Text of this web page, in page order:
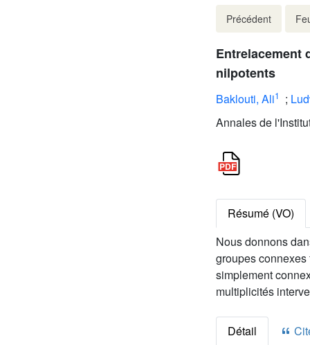
Précédent
Entrelacement
nilpotents
Baklouti, Ali1 ;
Annales de
Résumé (VO)
Nous donnons
groupes
simplement
multiplicités
Détail